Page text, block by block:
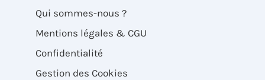
Qui sommes-nous ?
Mentions légales & CGU
Confidentialité
Gestion des Cookies